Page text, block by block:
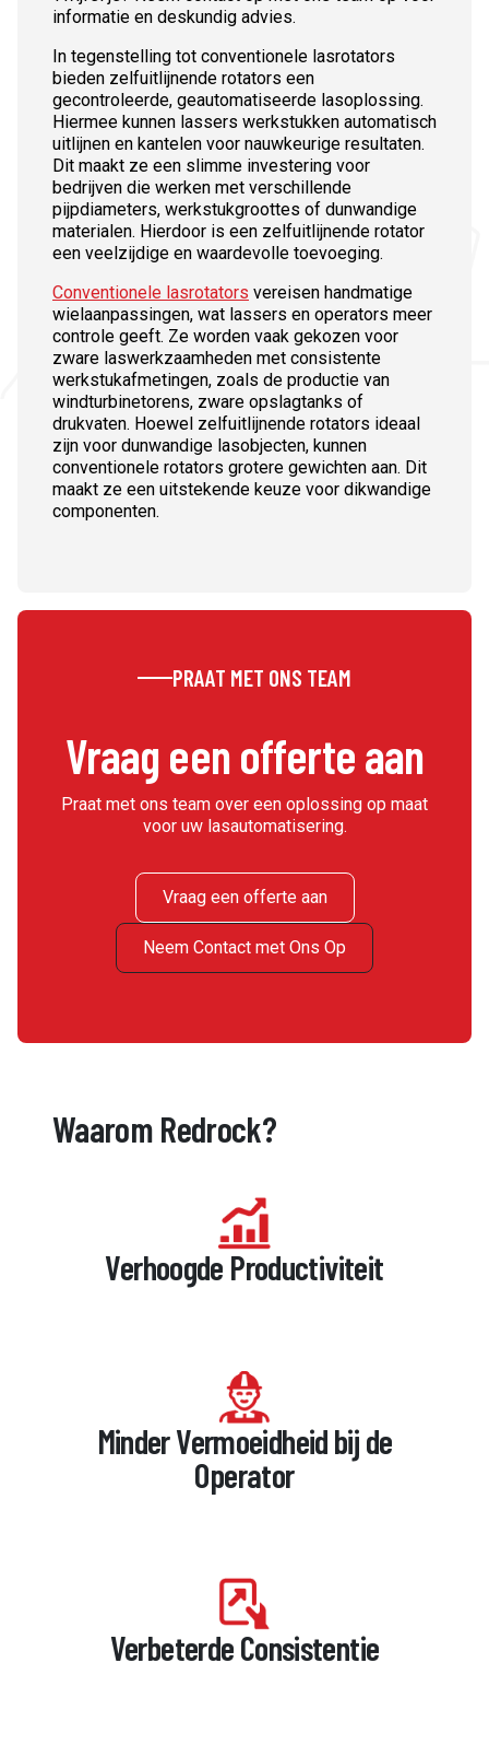
informatie en deskundig advies.
In tegenstelling tot conventionele lasrotators
bieden zelfuitlijnende rotators een
gecontroleerde, geautomatiseerde lasoplossing.
Hiermee kunnen lassers werkstukken automatisch
uitlijnen en kantelen voor nauwkeurige resultaten.
Dit maakt ze een slimme investering voor
bedrijven die werken met verschillende
pijpdiameters, werkstukgroottes of dunwandige
materialen. Hierdoor is een zelfuitlijnende rotator
een veelzijdige en waardevolle toevoeging.
Conventionele lasrotators vereisen handmatige
wielaanpassingen, wat lassers en operators meer
controle geeft. Ze worden vaak gekozen voor
zware laswerkzaamheden met consistente
werkstukafmetingen, zoals de productie van
windturbinetorens, zware opslagtanks of
drukvaten. Hoewel zelfuitlijnende rotators ideaal
zijn voor dunwandige lasobjecten, kunnen
conventionele rotators grotere gewichten aan. Dit
maakt ze een uitstekende keuze voor dikwandige
componenten.
PRAAT MET ONS TEAM
Vraag een offerte aan
Praat met ons team over een oplossing op maat
voor uw lasautomatisering.
Vraag een offerte aan
Neem Contact met Ons Op
Waarom Redrock?
Verhoogde Productiviteit
Minder Vermoeidheid bij de
Operator
Verbeterde Consistentie